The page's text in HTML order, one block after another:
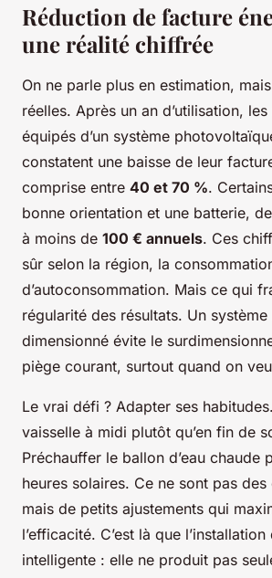
Réduction de facture
une réalité chiffrée
On ne parle plus en estimation,
réelles. Après un an d’utilisation,
équipés d’un système
constatent une baisse de leur
comprise entre 40 et 70 %.
bonne orientation et une batterie,
à moins de 100 € annuels. Ces
sûr selon la région, la
d’autoconsommation. Mais ce qui
régularité des résultats. Un système
dimensionné évite le
piège courant, surtout quand on
Le vrai défi ? Adapter ses
vaisselle à midi plutôt qu’en fin de
Préchauffer le ballon d’eau chaude
heures solaires. Ce ne sont pas des
mais de petits ajustements qui
l’efficacité. C’est là que
intelligente : elle ne produit pas